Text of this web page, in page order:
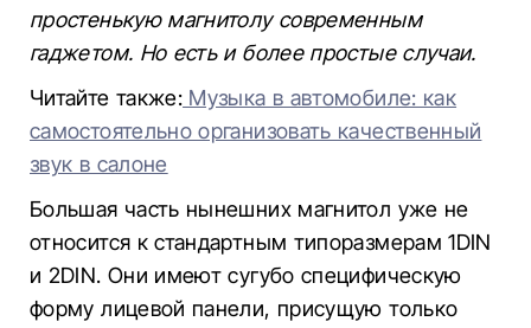
простенькую магнитолу современным
гаджетом. Но есть и более простые случаи.
Читайте также: Музыка в автомобиле: как
самостоятельно организовать качественный
звук в салоне
Большая часть нынешних магнитол уже не
относится к стандартным типоразмерам 1DIN
и 2DIN. Они имеют сугубо специфическую
форму лицевой панели, присущую только